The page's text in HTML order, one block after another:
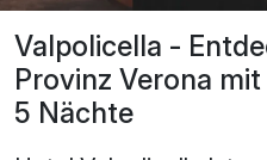
Valpolicella -
Provinz Verona mit
5 Nächte